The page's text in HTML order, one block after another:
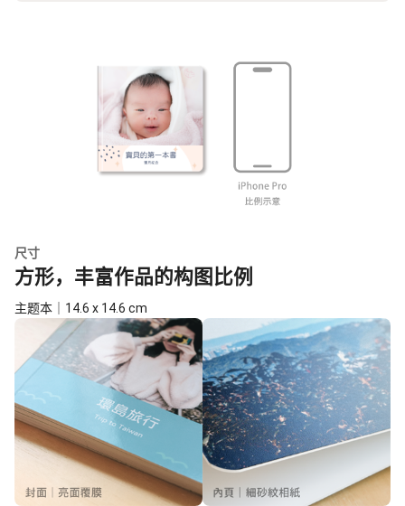
尺寸
方形，丰富作品的构图比例
主题本｜14.6 x 14.6 cm